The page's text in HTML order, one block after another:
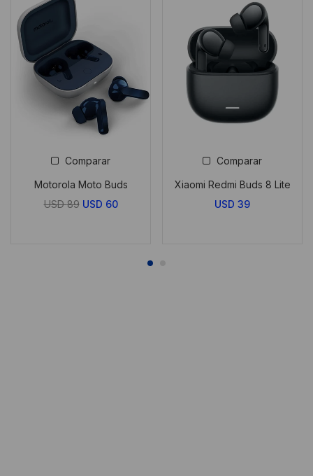
Comparar
Motorola Moto Buds
USD89 El
USD 60El
Comparar
Xiaomi Redmi Buds 8 Lite
USD 39